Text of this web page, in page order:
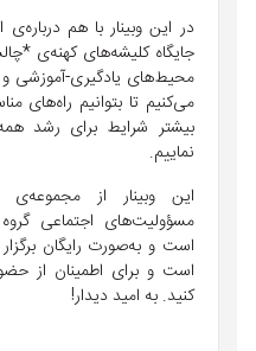
در این وبينار با هم
جایگاه کلیشه‌های کهنه‌ی
محیط‌های یادگیری-آموزشی
می‌کنیم تا بتوانیم راه‌های
بیشتر شرایط برای رشد
نماییم.
این وبينار از مجموعه‌ی
مسؤولیت‌های اجتماعی
است و به‌صورت رایگان
است و برای اطمینان از
کنید. به امید دیدار!